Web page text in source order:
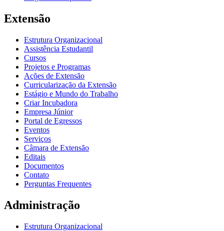
Extensão
Estrutura Organizacional
Assistência Estudantil
Cursos
Projetos e Programas
Ações de Extensão
Curricularização da Extensão
Estágio e Mundo do Trabalho
Criar Incubadora
Empresa Júnior
Portal de Egressos
Eventos
Serviços
Câmara de Extensão
Editais
Documentos
Contato
Perguntas Frequentes
Administração
Estrutura Organizacional